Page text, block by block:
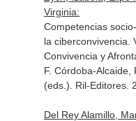
Virginia:
Competencias
la ciberconvivencia.
Convivencia y
F. Córdoba-Alcaide,
(eds.) . Ril-Editores.
Del Rey Alamillo,